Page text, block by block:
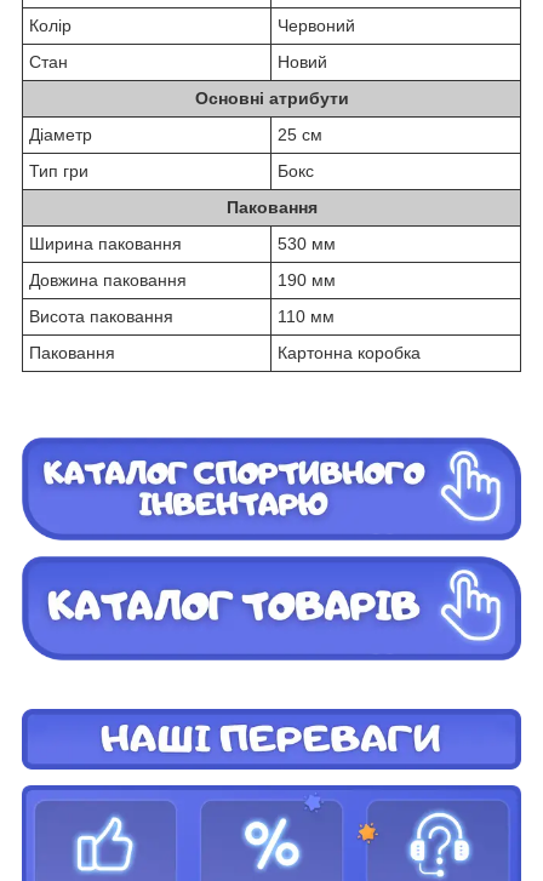
Колір
Червоний
Стан
Новий
Основні атрибути
Діаметр
25 см
Тип гри
Бокс
Паковання
Ширина паковання
530 мм
Довжина паковання
190 мм
Висота паковання
110 мм
Паковання
Картонна коробка